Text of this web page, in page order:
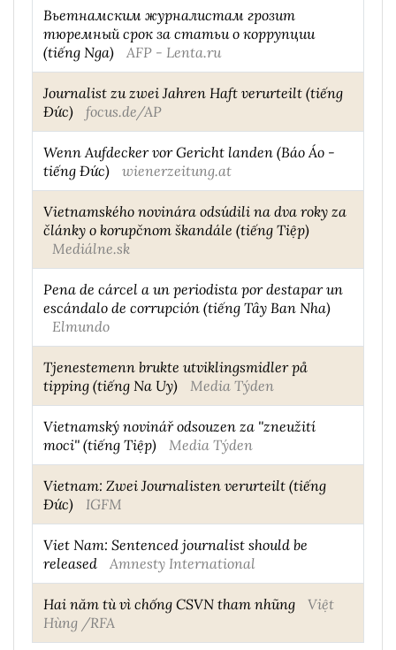
Вьетнамским журналистам грозит
тюремный срок за статьи о коррупции
(tiếng Nga)
AFP - Lenta.ru
Journalist zu zwei Jahren Haft verurteilt (tiếng
Đức)
focus.de/AP
Wenn Aufdecker vor Gericht landen (Báo Áo -
tiếng Đức)
wienerzeitung.at
Vietnamského novinára odsúdili na dva roky za
články o korupčnom škandále (tiếng Tiệp)
Mediálne.sk
Pena de cárcel a un periodista por destapar un
escándalo de corrupción (tiếng Tây Ban Nha)
Elmundo
Tjenestemenn brukte utviklingsmidler på
tipping (tiếng Na Uy)
Media Týden
Vietnamský novinář odsouzen za ''zneužití
moci'' (tiếng Tiệp)
Media Týden
Vietnam: Zwei Journalisten verurteilt (tiếng
Đức)
IGFM
Viet Nam: Sentenced journalist should be
released
Amnesty International
Hai năm tù vì chống CSVN tham nhũng
Việt
Hùng /RFA